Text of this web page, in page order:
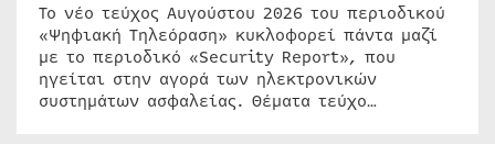
Το νέο τεύχος Αυγούστου 2026 του περιοδικού
«Ψηφιακή Τηλεόραση» κυκλοφορεί πάντα μαζί
με το περιοδικό «Security Report», που
ηγείται στην αγορά των ηλεκτρονικών
συστημάτων ασφαλείας. Θέματα τεύχο…